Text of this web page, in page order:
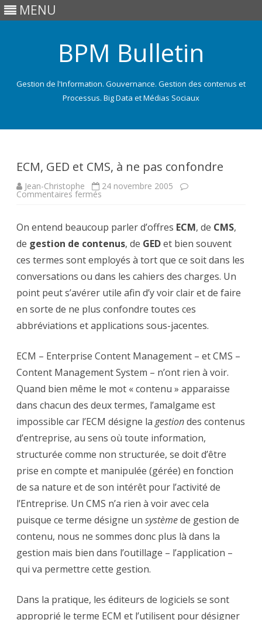
MENU
BPM Bulletin
Gestion de l'Information. Gouvernance. Gestion des contenus et
Processus. Big Data et Médias Sociaux
ECM, GED et CMS, à ne pas confondre
Jean-Christophe 24 novembre 2005
Commentaires fermés
CMS,
à
ne
pas
confondre
On entend beaucoup parler d’offres ECM, de CMS,
de gestion de contenus, de GEDet bien souvent
ces termes sont employés à tort que ce soit dans les
conversations ou dans les cahiers des charges. Un
point peut s’avérer utile afin d’y voir clair et de faire
en sorte de ne plus confondre toutes ces
abbréviations et applications sous-jacentes.
ECM – Enterprise Content Management – et CMS –
Content Management System – n’ont rien à voir.
Quand bien même le mot « contenu » apparaisse
dans chacun des deux termes, l’amalgame est
impossible car l’ECM désigne la gestiondes contenus
d’entreprise, au sens où toute information,
structurée comme non structurée, se doit d’être
prise en compte et manipulée (gérée) en fonction
de sa nature et de son intérêt pour l’activité de
l’Entreprise. Un CMS n’a rien à voir avec cela
puisque ce terme désigne un systèmede gestion de
contenu, nous ne sommes donc plus là dans la
gestion mais bien dans l’outillage – l’application –
qui va permettre cette gestion.
Dans la pratique, les éditeurs de logiciels se sont
approprié le terme ECM et l’utilisent pour désigner